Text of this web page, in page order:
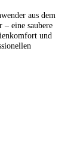
aus dem
eine saubere
und